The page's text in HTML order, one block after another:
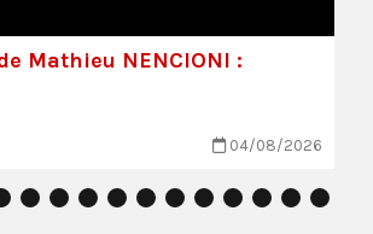
Mathieu NENCIONI :
04/08/2026